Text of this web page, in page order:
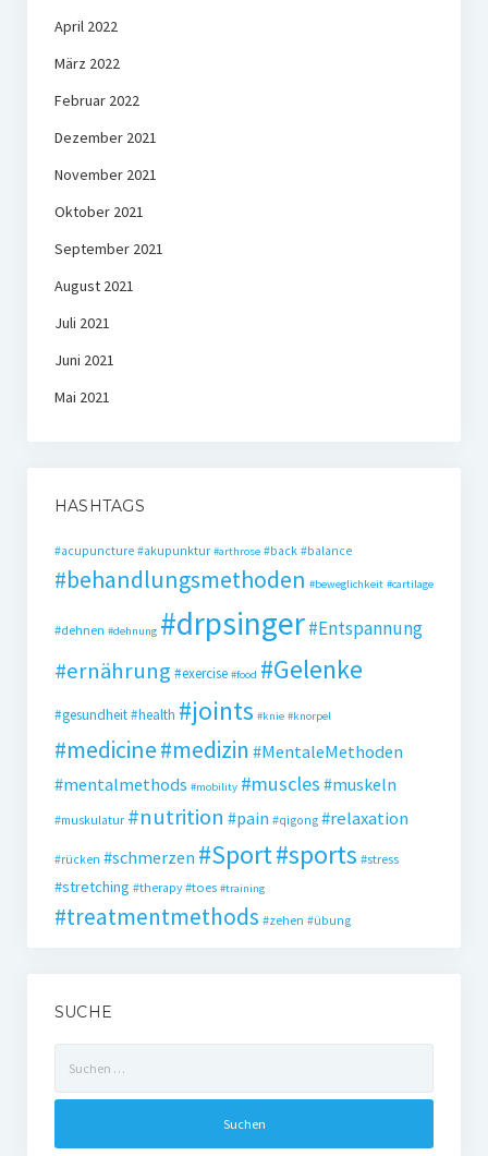
April 2022
März 2022
Februar 2022
Dezember 2021
November 2021
Oktober 2021
September 2021
August 2021
Juli 2021
Juni 2021
Mai 2021
HASHTAGS
#acupuncture #akupunktur #arthrose #back #balance
#behandlungsmethoden #beweglichkeit #cartilage
#dehnen #dehnung #drpsinger#Entspannung
#ernährung #exercise #food #Gelenke
#gesundheit#health #joints #knie #knorpel
#medicine#medizin #MentaleMethoden
#mentalmethods #mobility #muscles #muskeln
#muskulatur #nutrition #pain #qigong #relaxation
#rücken #schmerzen #Sport#sports #stress
#stretching #therapy #toes #training
#treatmentmethods #zehen #übung
SUCHE
nach: